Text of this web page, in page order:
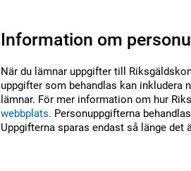
Information om
När du lämnar uppgifter till
uppgifter som behandlas kan inkludera
lämnar. För mer information om hur
webbplats. Personuppgifterna
Uppgifterna sparas endast så länge det